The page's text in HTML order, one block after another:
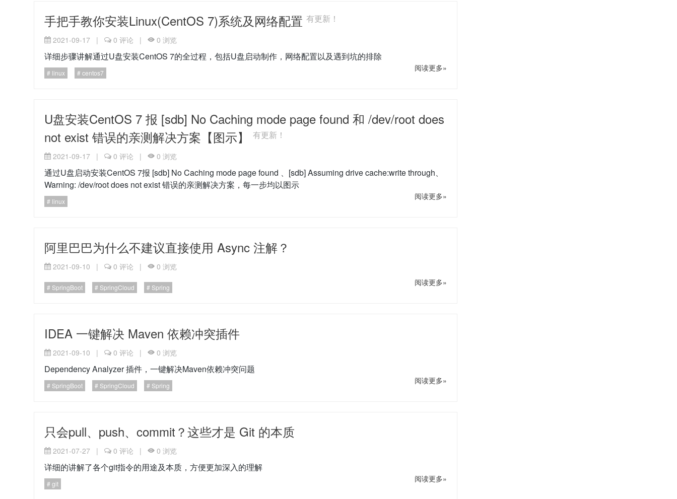
手把手教你安装Linux(CentOS 7)系统及网络配置有更新！
2021-09-17 | 0 评论 | 0 浏览
详细步骤讲解通过U盘安装CentOS 7的全过程，包括U盘启动制作，网络配置以及遇到坑的排除
linux centos7
阅读更多»
U盘安装CentOS 7 报 [sdb] No Caching mode page found 和 /dev/root does
not exist 错误的亲测解决方案【图示】有更新！
2021-09-17 | 0 评论 | 0 浏览
通过U盘启动安装CentOS 7报 [sdb] No Caching mode page found 、[sdb] Assuming drive cache:write through、
Warning: /dev/root does not exist 错误的亲测解决方案，每一步均以图示
linux
阅读更多»
阿里巴巴为什么不建议直接使用 Async 注解？
2021-09-10 | 0 评论 | 0 浏览
SpringBoot SpringCloud Spring
阅读更多»
IDEA 一键解决 Maven 依赖冲突插件
2021-09-10 | 0 评论 | 0 浏览
Dependency Analyzer 插件，一键解决Maven依赖冲突问题
SpringBoot SpringCloud Spring
阅读更多»
只会pull、push、commit？这些才是 Git 的本质
2021-07-27 | 0 评论 | 0 浏览
详细的讲解了各个git指令的用途及本质，方便更加深入的理解
git
阅读更多»